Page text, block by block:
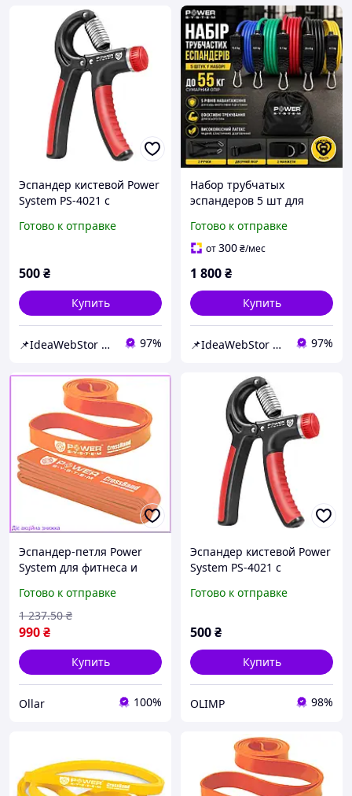
Эспандер кистевой Power
System PS-4021 с
10-40 кг. Power Hand Grip
Готово к отправке
500₴
Купить
📌IdeaWebStor интернет-магазин товаров для спорта 97%
Набор трубчатых
эспандеров 5 шт для
тренировок
сопротивления до 55 кг
Готово к отправке
от300₴/мес
1 800₴
Купить
📌IdeaWebStor интернет-магазин товаров для спорта 97%
Эспандер-петля Power
System для фитнеса и
сопротивление 10-35 кг
оранжевая резинка для
тренировок и
Готово к отправке
990₴
1 237.50 ₴
Купить
Ollar 100%
Эспандер кистевой Power
System PS-4021 с
10-40 кг. Power Hand Grip
Готово к отправке
500₴
Купить
OLIMP 98%